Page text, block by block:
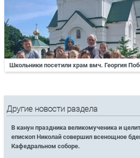
Школьники посетили храм вмч. Георгия
Другие новости раздела
В канун праздника великомученика и
епископ Николай совершил всенощное
Кафедральном соборе.